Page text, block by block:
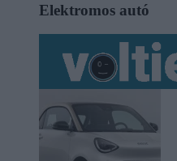
Elektromos autó